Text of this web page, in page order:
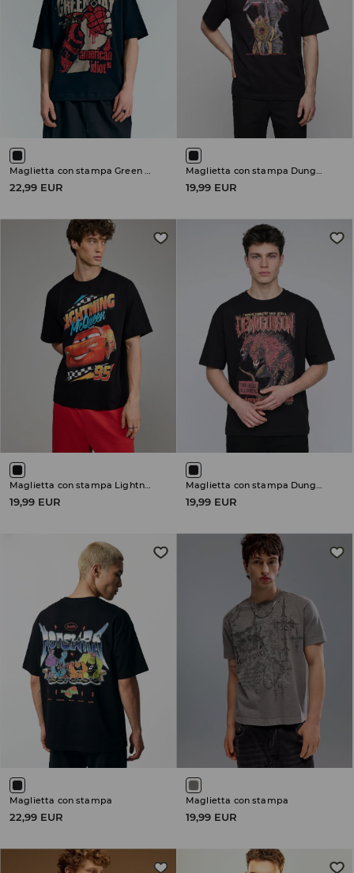
Maglietta con stampa Green Day American Idiot
22,99 EUR
Maglietta con stampa Dungeons & Dragons
19,99 EUR
Maglietta con stampa Lightning McQueen
19,99 EUR
Maglietta con stampa Dungeons & Dragons
19,99 EUR
Maglietta con stampa
22,99 EUR
Maglietta con stampa
19,99 EUR